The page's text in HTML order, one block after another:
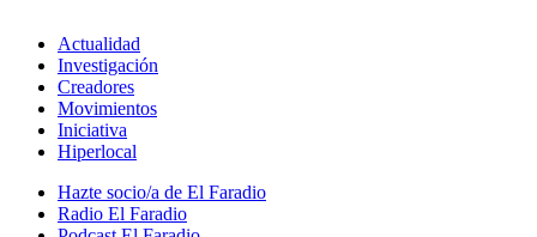
Actualidad
Investigación
Creadores
Movimientos
Iniciativa
Hiperlocal
Hazte socio/a de El Faradio
Radio El Faradio